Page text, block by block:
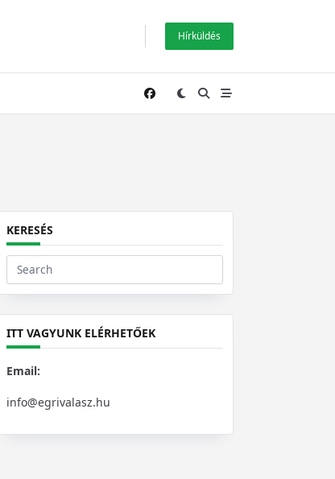
Hírküldés
KERESÉS
Search
for:
ITT VAGYUNK ELÉRHETŐEK
Email:
info@egrivalasz.hu